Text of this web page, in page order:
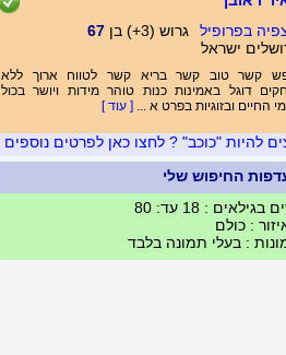
גרוש (3+) בן
67
ישראל
קשר טוב קשר בריא קשר לטווח ארוך ללא
דוגל באמינות כנות טוהר מידות ויושר בכול
החיים ובזוגיות בפרט א ... [ עוד ]
להיות "כוכב" ? לחצו כאן לפרטים נוספים
החיפוש שלי
בגילאים : 18 עד: 80
: כולם
: בעלי תמונה בלבד